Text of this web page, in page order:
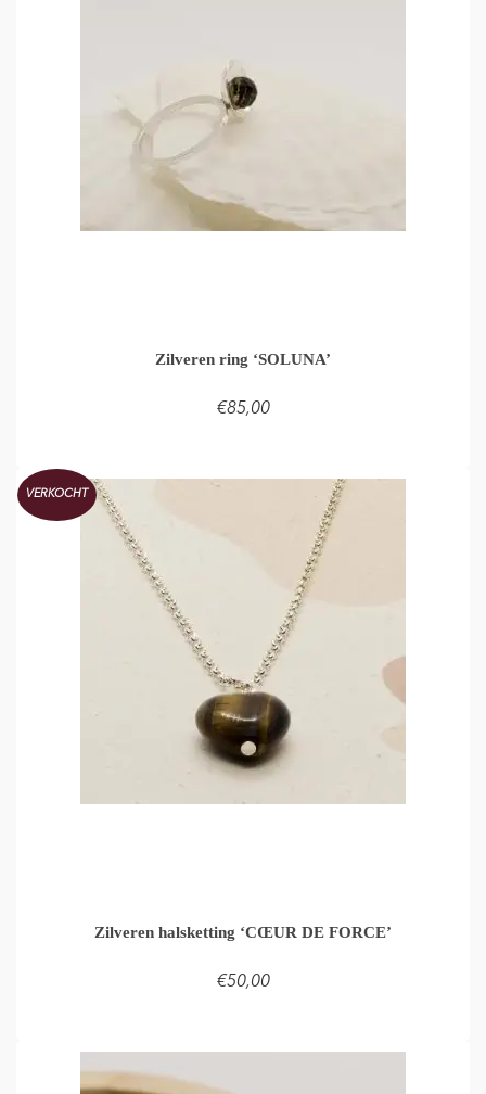
Zilveren ring ‘SOLUNA’
€85,00
VERKOCHT
Zilveren halsketting ‘CŒUR DE FORCE’
€50,00